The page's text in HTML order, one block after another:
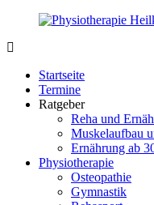
Zurück
Inhalt
Fit.de
Körper
Startseite
Termine
Ratgeber
Reha und
Muskelaufbau
Ernährung ab
Physiotherapie
Osteopathie
Gymnastik